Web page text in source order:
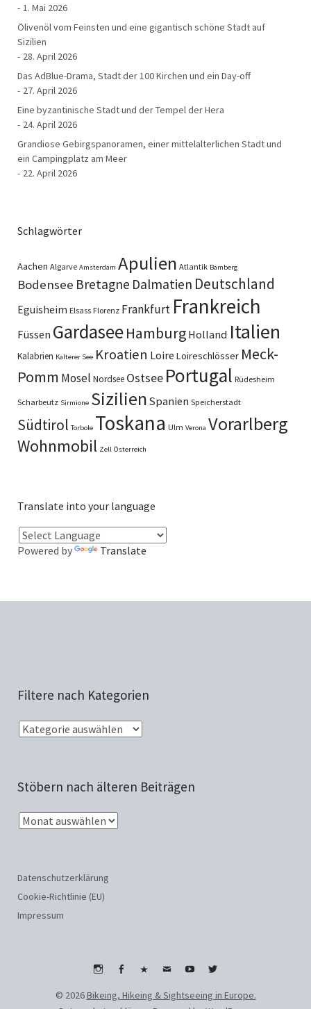
1. Mai 2026
Ölivenöl vom Feinsten und eine gigantisch schöne Stadt auf
Sizilien
28. April 2026
Das AdBlue-Drama, Stadt der 100 Kirchen und ein Day-off
27. April 2026
Eine byzantinische Stadt und der Tempel der Hera
24. April 2026
Grandiose Gebirgspanoramen, einer mittelalterlichen Stadt und
ein Campingplatz am Meer
22. April 2026
Schlagwörter
Aachen Algarve Amsterdam Apulien Atlantik Bamberg
Bodensee Bretagne Dalmatien Deutschland
Eguisheim Elsass Florenz Frankfurt Frankreich
Füssen GardaseeHamburg Holland Italien
Kalabrien Kalterer See Kroatien Loire Loireschlösser Meck-
Pomm Mosel Nordsee Ostsee Portugal Rüdesheim
Scharbeutz Sirmione Sizilien Spanien Speicherstadt
Südtirol Torbole Toskana Ulm Verona Vorarlberg
Wohnmobil Zell Österreich
Translate into your language
Powered by Translate
Filtere nach Kategorien
Stöbern nach älteren Beiträgen
Datenschutzerklärung
Cookie-Richtlinie (EU)
Impressum
InstagramFacebookWhatsApp
EmailYoutubeTwitter
© 2026Bikeing, Hikeing & Sightseeing in Europe.